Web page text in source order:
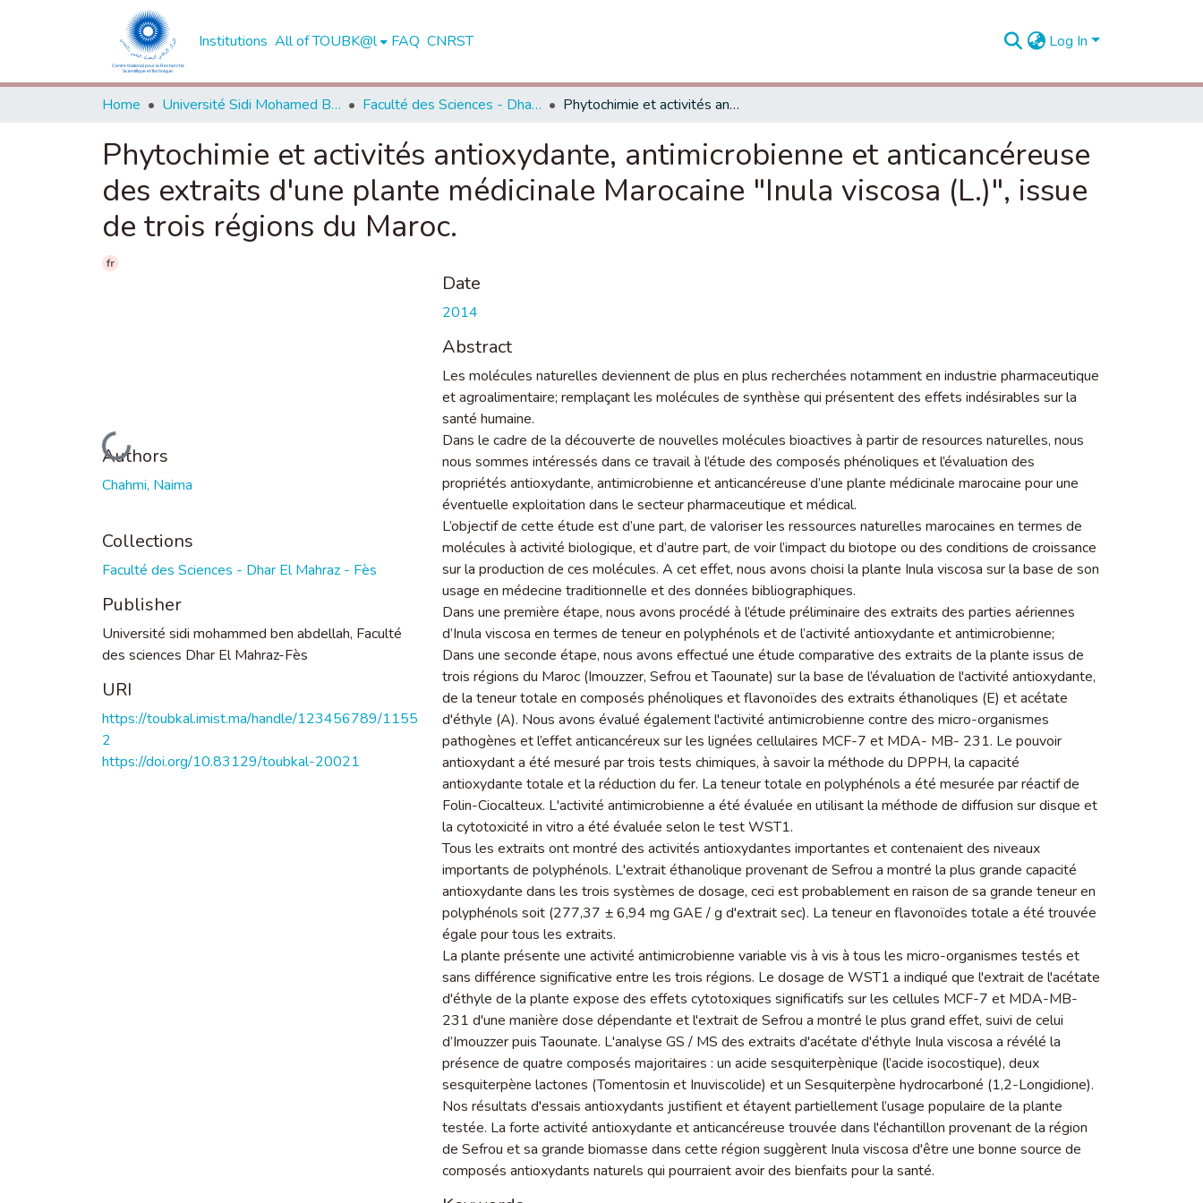
Institutions All of TOUBK@l FAQ CNRST Log In
Home Université Sidi Mohamed Ben Abdellah de Fès Faculté des Sciences - Dhar El Mahraz - Fès Phytochimie et activités antioxydante, antimicrobienne et anticancéreuse des extraits d'une plante médicinale Marocaine "Inula viscosa (L.)", issue de trois régions du Maroc.
Phytochimie et activités antioxydante, antimicrobienne et anticancéreuse
des extraits d'une plante médicinale Marocaine "Inula viscosa (L.)", issue
de trois régions du Maroc.
fr
Loading...
Authors
Chahmi, Naima
Collections
Faculté des Sciences - Dhar El Mahraz - Fès
Publisher
Université sidi mohammed ben abdellah, Faculté
des sciences Dhar El Mahraz-Fès
URI
https://toubkal.imist.ma/handle/123456789/1155
2
https://doi.org/10.83129/toubkal-20021
Date
2014
Abstract
Les molécules naturelles deviennent de plus en plus recherchées notamment en industrie pharmaceutique
et agroalimentaire; remplaçant les molécules de synthèse qui présentent des effets indésirables sur la
santé humaine.
Dans le cadre de la découverte de nouvelles molécules bioactives à partir de resources naturelles, nous
nous sommes intéressés dans ce travail à l’étude des composés phénoliques et l’évaluation des
propriétés antioxydante, antimicrobienne et anticancéreuse d’une plante médicinale marocaine pour une
éventuelle exploitation dans le secteur pharmaceutique et médical.
L’objectif de cette étude est d’une part, de valoriser les ressources naturelles marocaines en termes de
molécules à activité biologique, et d’autre part, de voir l’impact du biotope ou des conditions de croissance
sur la production de ces molécules. A cet effet, nous avons choisi la plante Inula viscosa sur la base de son
usage en médecine traditionnelle et des données bibliographiques.
Dans une première étape, nous avons procédé à l’étude préliminaire des extraits des parties aériennes
d’Inula viscosa en termes de teneur en polyphénols et de l’activité antioxydante et antimicrobienne;
Dans une seconde étape, nous avons effectué une étude comparative des extraits de la plante issus de
trois régions du Maroc (Imouzzer, Sefrou et Taounate) sur la base de l’évaluation de l'activité antioxydante,
de la teneur totale en composés phénoliques et flavonoïdes des extraits éthanoliques (E) et acétate
d'éthyle (A). Nous avons évalué également l'activité antimicrobienne contre des micro-organismes
pathogènes et l’effet anticancéreux sur les lignées cellulaires MCF-7 et MDA- MB- 231. Le pouvoir
antioxydant a été mesuré par trois tests chimiques, à savoir la méthode du DPPH, la capacité
antioxydante totale et la réduction du fer. La teneur totale en polyphénols a été mesurée par réactif de
Folin-Ciocalteux. L'activité antimicrobienne a été évaluée en utilisant la méthode de diffusion sur disque et
la cytotoxicité in vitro a été évaluée selon le test WST1.
Tous les extraits ont montré des activités antioxydantes importantes et contenaient des niveaux
importants de polyphénols. L'extrait éthanolique provenant de Sefrou a montré la plus grande capacité
antioxydante dans les trois systèmes de dosage, ceci est probablement en raison de sa grande teneur en
polyphénols soit (277,37 ± 6,94 mg GAE / g d'extrait sec). La teneur en flavonoïdes totale a été trouvée
égale pour tous les extraits.
La plante présente une activité antimicrobienne variable vis à vis à tous les micro-organismes testés et
sans différence significative entre les trois régions. Le dosage de WST1 a indiqué que l'extrait de l'acétate
d'éthyle de la plante expose des effets cytotoxiques significatifs sur les cellules MCF-7 et MDA-MB-
231 d'une manière dose dépendante et l'extrait de Sefrou a montré le plus grand effet, suivi de celui
d’Imouzzer puis Taounate. L'analyse GS / MS des extraits d'acétate d'éthyle Inula viscosa a révélé la
présence de quatre composés majoritaires : un acide sesquiterpènique (l’acide isocostique), deux
sesquiterpène lactones (Tomentosin et Inuviscolide) et un Sesquiterpène hydrocarboné (1,2-Longidione).
Nos résultats d'essais antioxydants justifient et étayent partiellement l’usage populaire de la plante
testée. La forte activité antioxydante et anticancéreuse trouvée dans l'échantillon provenant de la région
de Sefrou et sa grande biomasse dans cette région suggèrent Inula viscosa d'être une bonne source de
composés antioxydants naturels qui pourraient avoir des bienfaits pour la santé.